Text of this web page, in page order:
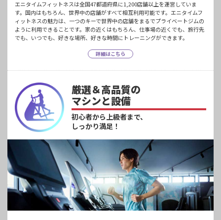
エニタイムフィットネスは全国47都道府県に1,200店舗以上を運営していま
す。国内はもちろん、世界中の店舗がすべて相互利用可能です。エニタイムフ
ィットネスの魅力は、一つのキーで世界中の店舗をまるでプライベートジムの
ように利用できることです。家の近くはもちろん、仕事場の近くでも、旅行先
でも、いつでも、好きな場所、好きな時間にトレーニングができます。
詳細はこちら
厳選＆高品質の
マシンと設備
初心者から上級者まで、
しっかり満足！